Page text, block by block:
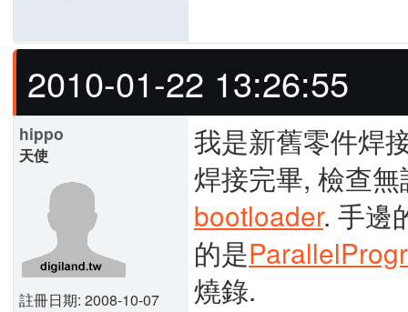
2010-01-22 13:26:55
hippo
天使
註冊日期: 2008-10-07
我是新舊零件焊
焊接完畢, 檢查
bootloader. 手邊
的是
燒錄.